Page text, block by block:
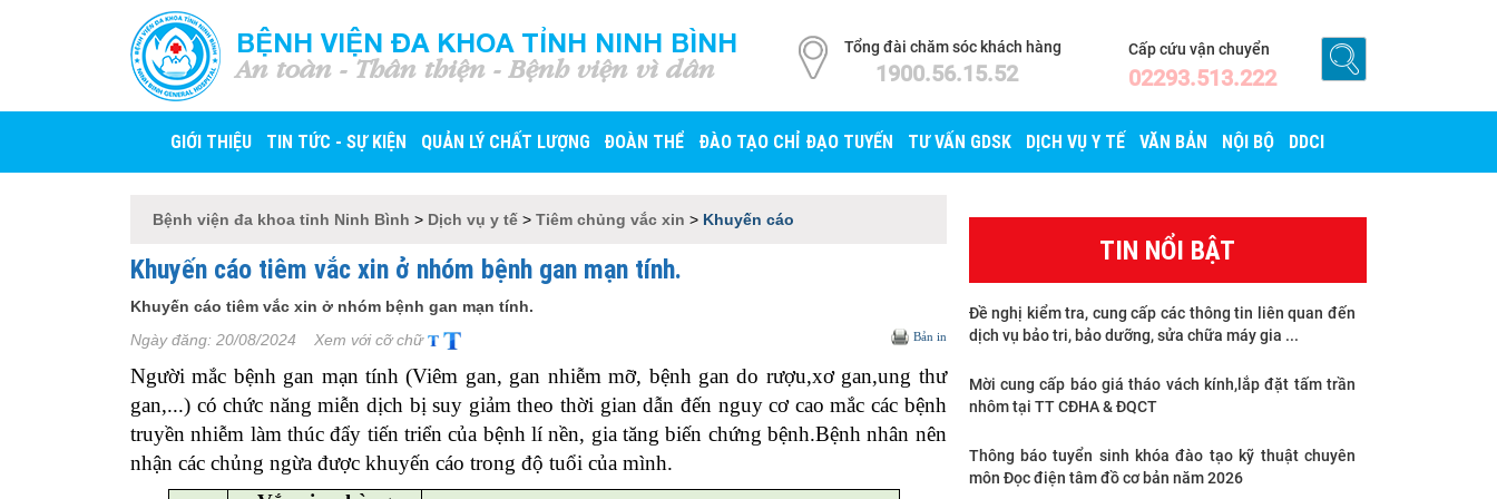
BỆNH VIỆN ĐA KHOA TỈNH NINH BÌNH
An toàn - Thân thiện - Bệnh viện vì dân
Tổng đài chăm sóc khách hàng
1900.56.15.52
Cấp cứu vận chuyển
02293.513.222
GIỚI THIỆU TIN TỨC - SỰ KIỆN QUẢN LÝ CHẤT LƯỢNG ĐOÀN THỂ ĐÀO TẠO CHỈ ĐẠO TUYẾN TƯ VẤN GDSK DỊCH VỤ Y TẾ VĂN BẢN NỘI BỘ DDCI
Bệnh viện đa khoa tỉnh Ninh Bình > Dịch vụ y tế > Tiêm chủng vắc xin > Khuyến cáo
Khuyến cáo tiêm vắc xin ở nhóm bệnh gan mạn tính.
Khuyến cáo tiêm vắc xin ở nhóm bệnh gan mạn tính.
Ngày đăng: 20/08/2024 Xem với cỡ chữ Bản in
Người mắc bệnh gan mạn tính (Viêm gan, gan nhiễm mỡ, bệnh gan do rượu,xơ gan,ung thư
gan,...) có chức năng miễn dịch bị suy giảm theo thời gian dẫn đến nguy cơ cao mắc các bệnh
truyền nhiễm làm thúc đẩy tiến triển của bệnh lí nền, gia tăng biến chứng bệnh.Bệnh nhân nên
nhận các chủng ngừa được khuyến cáo trong độ tuổi của mình.
TIN NỔI BẬT
Đề nghị kiểm tra, cung cấp các thông tin liên quan đến
dịch vụ bảo tri, bảo dưỡng, sửa chữa máy gia ...
Mời cung cấp báo giá tháo vách kính,lắp đặt tấm trần
nhôm tại TT CĐHA & ĐQCT
Thông báo tuyển sinh khóa đào tạo kỹ thuật chuyên
môn Đọc điện tâm đồ cơ bản năm 2026